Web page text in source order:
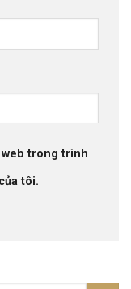
web trong trình
tôi.